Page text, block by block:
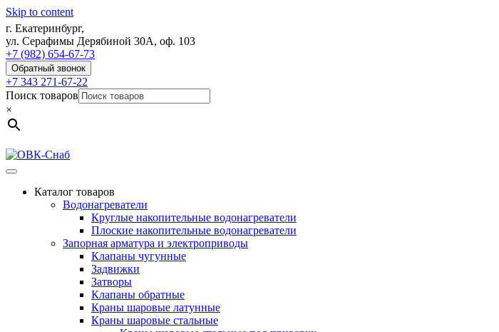
Skip to content
г. Екатеринбург,
ул. Серафимы Дерябиной 30А, оф. 103
+7 (982) 654-67-73
Обратный звонок
+7 343 271-67-22
Поиск товаров
×
Каталог товаров
Водонагреватели
Круглые накопительные водонагреватели
Плоские накопительные водонагреватели
Запорная арматура и электроприводы
Клапаны чугунные
Задвижки
Затворы
Клапаны обратные
Краны шаровые латунные
Краны шаровые стальные